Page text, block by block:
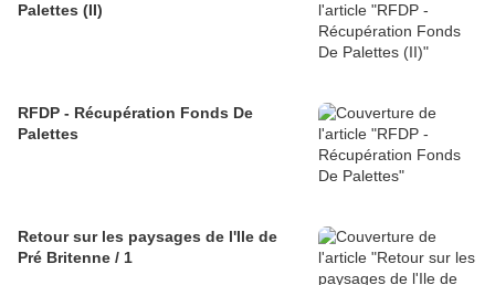
Palettes (II)
RFDP - Récupération Fonds De
Palettes
Retour sur les paysages de l'Ile de
Pré Britenne / 1